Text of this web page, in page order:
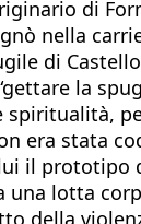
di
nella
di
la
era stata
il prototipo
lotta
della